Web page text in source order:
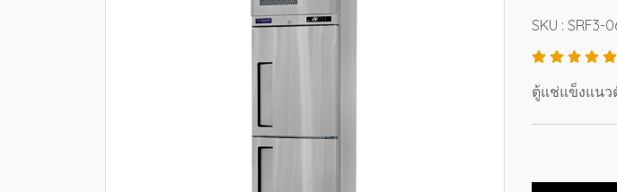
SKU : SRF3-
ตู้แช่แข็งแนวตั้